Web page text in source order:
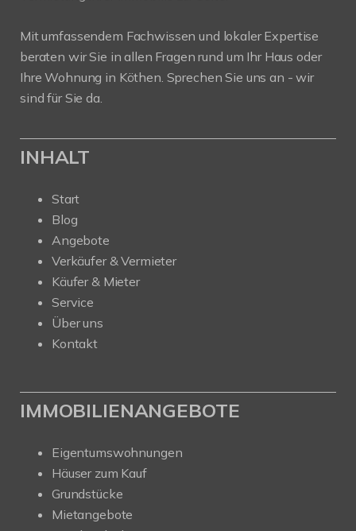
Mit umfassendem Fachwissen und lokaler Expertise
beraten wir Sie in allen Fragen rund um Ihr Haus oder
Ihre Wohnung in Köthen. Sprechen Sie uns an - wir
sind für Sie da.
INHALT
Start
Blog
Angebote
Verkäufer & Vermieter
Käufer & Mieter
Service
Über uns
Kontakt
IMMOBILIENANGEBOTE
Eigentumswohnungen
Häuser zum Kauf
Grundstücke
Mietangebote